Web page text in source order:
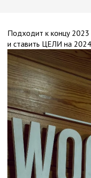
Подходит к концу
и ставить ЦЕЛИ на